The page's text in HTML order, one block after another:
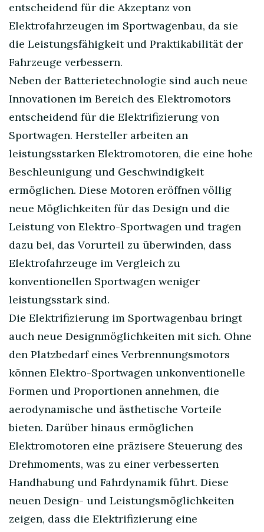
entscheidend für die Akzeptanz von
Elektrofahrzeugen im Sportwagenbau, da sie
die Leistungsfähigkeit und Praktikabilität der
Fahrzeuge verbessern.
Neben der Batterietechnologie sind auch neue
Innovationen im Bereich des Elektromotors
entscheidend für die Elektrifizierung von
Sportwagen. Hersteller arbeiten an
leistungsstarken Elektromotoren, die eine hohe
Beschleunigung und Geschwindigkeit
ermöglichen. Diese Motoren eröffnen völlig
neue Möglichkeiten für das Design und die
Leistung von Elektro-Sportwagen und tragen
dazu bei, das Vorurteil zu überwinden, dass
Elektrofahrzeuge im Vergleich zu
konventionellen Sportwagen weniger
leistungsstark sind.
Die Elektrifizierung im Sportwagenbau bringt
auch neue Designmöglichkeiten mit sich. Ohne
den Platzbedarf eines Verbrennungsmotors
können Elektro-Sportwagen unkonventionelle
Formen und Proportionen annehmen, die
aerodynamische und ästhetische Vorteile
bieten. Darüber hinaus ermöglichen
Elektromotoren eine präzisere Steuerung des
Drehmoments, was zu einer verbesserten
Handhabung und Fahrdynamik führt. Diese
neuen Design- und Leistungsmöglichkeiten
zeigen, dass die Elektrifizierung eine